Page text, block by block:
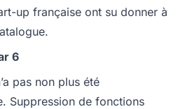
up française ont su donner à
6
pas non plus été
Suppression de fonctions